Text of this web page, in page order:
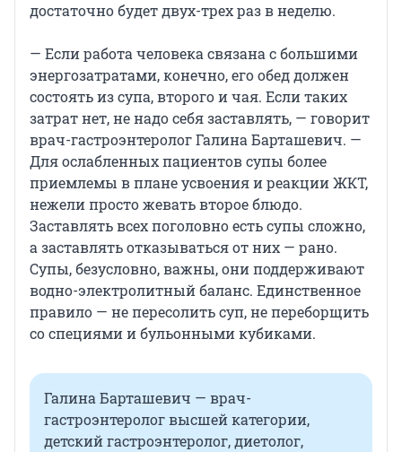
достаточно будет двух-трех раз в неделю.
— Если работа человека связана с большими
энергозатратами, конечно, его обед должен
состоять из супа, второго и чая. Если таких
затрат нет, не надо себя заставлять, — говорит
врач-гастроэнтеролог Галина Барташевич. —
Для ослабленных пациентов супы более
приемлемы в плане усвоения и реакции ЖКТ,
нежели просто жевать второе блюдо.
Заставлять всех поголовно есть супы сложно,
а заставлять отказываться от них — рано.
Супы, безусловно, важны, они поддерживают
водно-электролитный баланс. Единственное
правило — не пересолить суп, не переборщить
со специями и бульонными кубиками.
Галина Барташевич — врач-
гастроэнтеролог высшей категории,
детский гастроэнтеролог, диетолог,